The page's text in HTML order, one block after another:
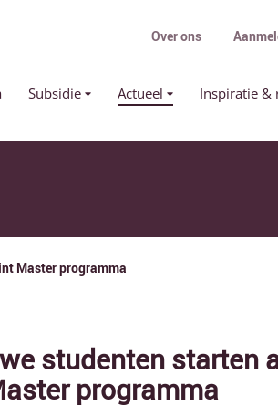
Over ons
Subsidie Actueel Inspiratie &
Master programma
studenten starten
programma